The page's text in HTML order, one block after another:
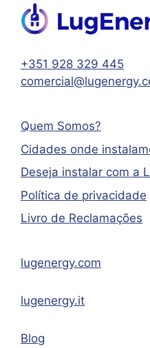
+351 928 329 445
Quem Somos?
Cidades onde
Deseja instalar com a
Política de privacidade
Livro de Reclamações
lugenergy.com
lugenergy.it
Blog